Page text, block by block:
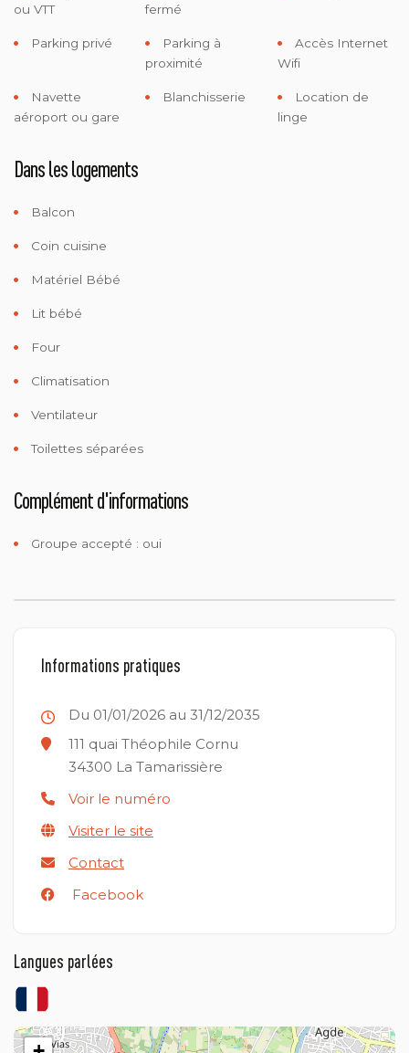
ou VTT
fermé
Parking privé
Parking à
proximité
Accès Internet
Wifi
Navette
aéroport ou gare
Blanchisserie
Location de
linge
Dans les logements
Balcon
Coin cuisine
Matériel Bébé
Lit bébé
Four
Climatisation
Ventilateur
Toilettes séparées
Complément d'informations
Groupe accepté : oui
Informations pratiques
Du 01/01/2026 au 31/12/2035
111 quai Théophile Cornu
34300 La Tamarissière
Voir le numéro
Visiter le site
Contact
Facebook
Langues parlées